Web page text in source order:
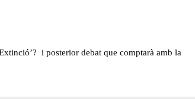
i posterior debat que comptarà amb la